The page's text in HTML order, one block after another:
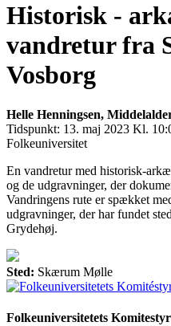
Historisk -
vandretur fra
Vosborg
Helle Henningsen,
Tidspunkt: 13. maj 2023 Kl.
Folkeuniversitet
En vandretur med historisk-
og de udgravninger, der
Vandringens rute er spækket
udgravninger, der har fundet
Grydehøj.
Sted: Skærum Mølle
Folkeuniversitetets